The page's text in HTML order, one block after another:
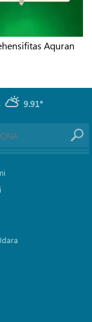
Launching Quran
9.91°